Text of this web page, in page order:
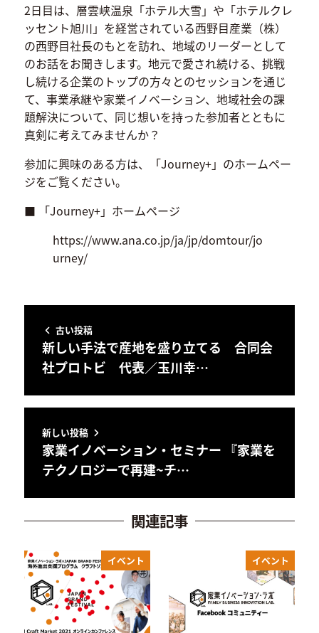
2日目は、層雲峡温泉「ホテル大雪」や「ホテルクレ
ッセント旭川」を経営されている西野目産業（株）
の西野目社長のもとを訪れ、地域のリーダーとして
のお話をお聞きします。地元で愛され続ける、挑戦
し続ける企業のトップの方々とのセッションを通じ
て、事業承継や家業イノベーション、地域社会の課
題解決について、同じ想いを持った参加者とともに
真剣に考えてみませんか？
参加に興味のある方は、「Journey+」のホームペー
ジをご覧ください。
■ 「Journey+」ホームページ
https://www.ana.co.jp/ja/jp/domtour/jo
urney/
古い投稿
新しい手法で産地を盛り立てる 合同会
社プロトビ 代表／玉川幸…
新しい投稿
家業イノベーション・セミナー 『家業を
テクノロジーで再建~チ…
関連記事
イベント イベント